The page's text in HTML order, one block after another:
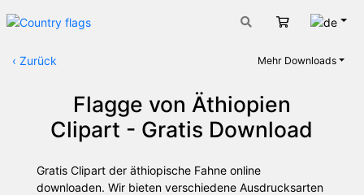
Warenkorb
‹ Zurück Mehr Downloads
Flagge von Äthiopien
Clipart - Gratis Download
Gratis Clipart der äthiopische Fahne online
downloaden. Wir bieten verschiedene Ausdrucksarten